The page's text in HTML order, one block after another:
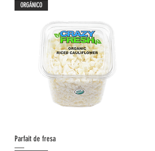
ORGÁNICO
Parfait de fresa